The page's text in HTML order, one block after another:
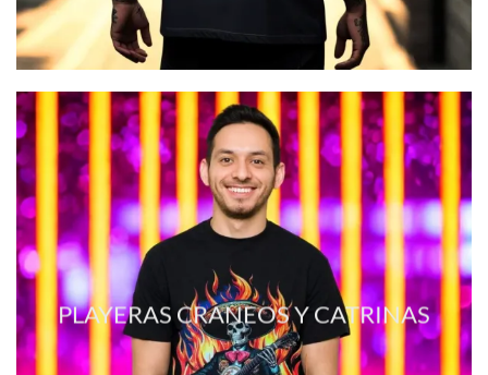
PLAYERAS CRANEOS Y CATRINAS